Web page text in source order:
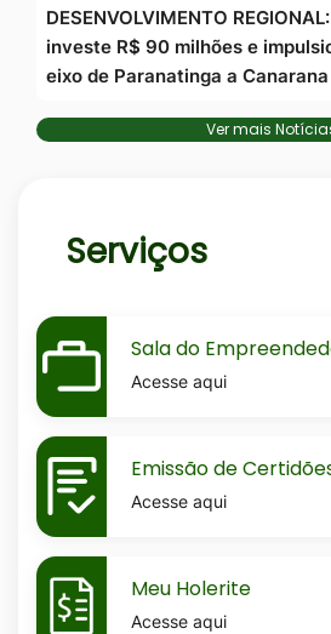
DESENVOLVIMENTO
investe R$ 90 milhões e
eixo de Paranatinga a Canarana
Ver mais
Serviços
MaskSala-
do-
empreendedor
Sala do
Acesse aqui
MaskEmissao-
de-
certidoes
Emissão de
Acesse aqui
MaskMeu-
holerite
Meu Holerite
Acesse aqui